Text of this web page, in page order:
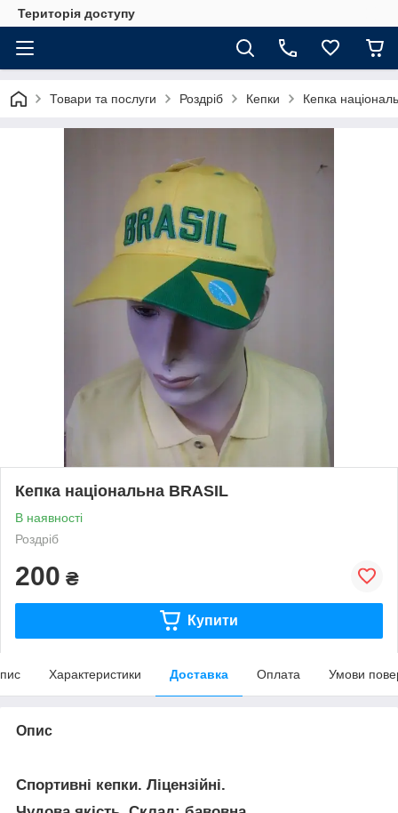
Територія доступу
Товари та послуги Роздріб Кепки Кепка
Кепка національна BRASIL
В наявності
Роздріб
200 ₴
Купити
Характеристики Доставка Оплата Умови
Опис
Спортивні кепки. Ліцензійні.